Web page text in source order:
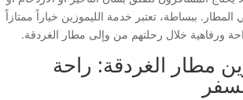
ببساطة، تعتبر خدمة الليموزين خياراً ممتازاً
ورفاهية خلال رحلتهم من وإلى مطار الغردقة.
مطار الغردقة: راحة